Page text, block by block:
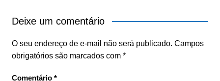
Deixe um comentário
O seu endereço de e-mail não será publicado. Campos
obrigatórios são marcados com *
Comentário *